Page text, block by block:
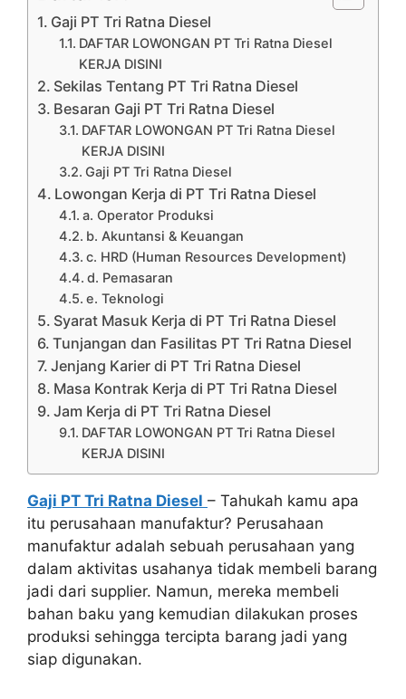
Gaji PT Tri Ratna Diesel
DAFTAR LOWONGAN PT Tri Ratna Diesel
KERJA DISINI
Sekilas Tentang PT Tri Ratna Diesel
Besaran Gaji PT Tri Ratna Diesel
DAFTAR LOWONGAN PT Tri Ratna Diesel
KERJA DISINI
Gaji PT Tri Ratna Diesel
Lowongan Kerja di PT Tri Ratna Diesel
a. Operator Produksi
b. Akuntansi & Keuangan
c. HRD (Human Resources Development)
d. Pemasaran
e. Teknologi
Syarat Masuk Kerja di PT Tri Ratna Diesel
Tunjangan dan Fasilitas PT Tri Ratna Diesel
Jenjang Karier di PT Tri Ratna Diesel
Masa Kontrak Kerja di PT Tri Ratna Diesel
Jam Kerja di PT Tri Ratna Diesel
DAFTAR LOWONGAN PT Tri Ratna Diesel
KERJA DISINI
Gaji PT Tri Ratna Diesel – Tahukah kamu apa
itu perusahaan manufaktur? Perusahaan
manufaktur adalah sebuah perusahaan yang
dalam aktivitas usahanya tidak membeli barang
jadi dari supplier. Namun, mereka membeli
bahan baku yang kemudian dilakukan proses
produksi sehingga tercipta barang jadi yang
siap digunakan.